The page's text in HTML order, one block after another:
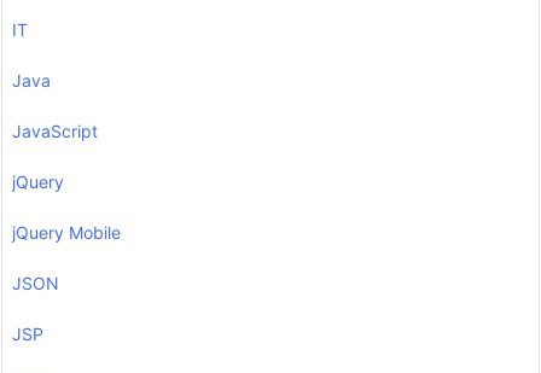
IT
Java
JavaScript
jQuery
jQuery Mobile
JSON
JSP